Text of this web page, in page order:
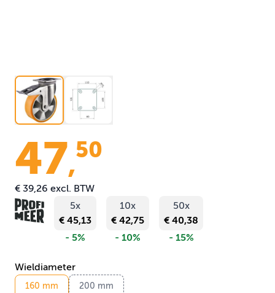
47,50
€ 39,26 excl. BTW
5x
€ 45,13
- 5%
10x
€ 42,75
- 10%
50x
€ 40,38
- 15%
Wieldiameter
160 mm 200 mm